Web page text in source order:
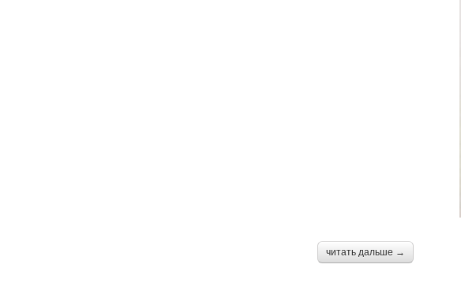
читать дальше →